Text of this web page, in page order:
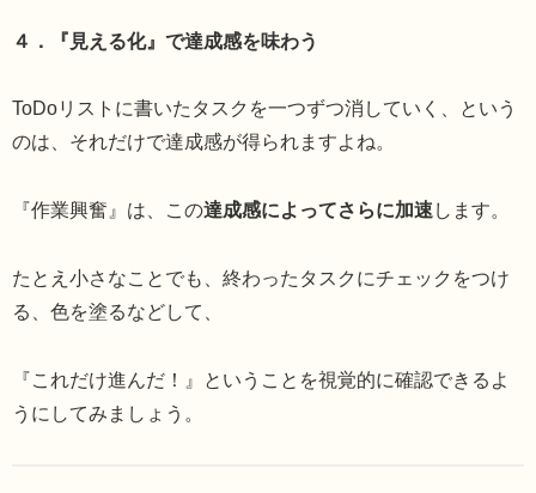
４．『見える化』で達成感を味わう
ToDoリストに書いたタスクを一つずつ消していく、という
のは、それだけで達成感が得られますよね。
『作業興奮』は、この達成感によってさらに加速 します。
たとえ小さなことでも、終わったタスクにチェックをつけ
る、色を塗るなどして、
『これだけ進んだ！』ということを視覚的に確認できるよ
うにしてみましょう。